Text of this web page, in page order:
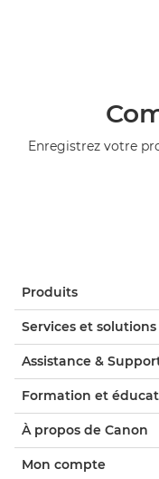
Enregistrez votre
Produits
Services et solutions
Assistance &
Formation et
À propos de Canon
Mon compte